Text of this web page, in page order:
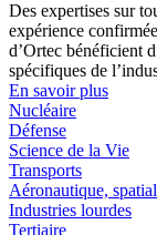
Des expertises sur
expérience
d’Ortec bénéficient
spécifiques de
En savoir plus
Nucléaire
Défense
Science de la Vie
Transports
Aéronautique, spatial
Industries lourdes
Tertiaire